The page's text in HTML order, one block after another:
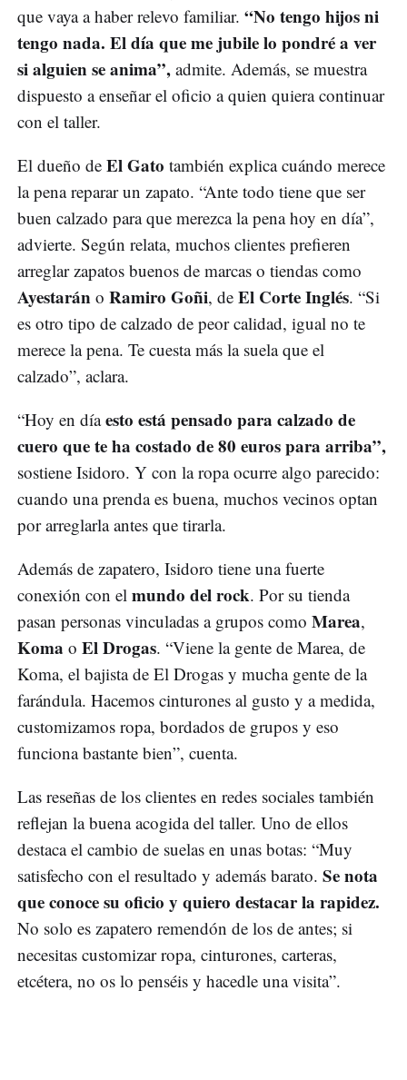
que vaya a haber relevo familiar. “No tengo hijos ni
tengo nada. El día que me jubile lo pondré a ver
si alguien se anima”, admite. Además, se muestra
dispuesto a enseñar el oficio a quien quiera continuar
con el taller.
El dueño de El Gato también explica cuándo merece
la pena reparar un zapato. “Ante todo tiene que ser
buen calzado para que merezca la pena hoy en día”,
advierte. Según relata, muchos clientes prefieren
arreglar zapatos buenos de marcas o tiendas como
Ayestarán o Ramiro Goñi, de El Corte Inglés. “Si
es otro tipo de calzado de peor calidad, igual no te
merece la pena. Te cuesta más la suela que el
calzado”, aclara.
“Hoy en díaesto está pensado para calzado de
cuero que te ha costado de 80 euros para arriba”,
sostiene Isidoro. Y con la ropa ocurre algo parecido:
cuando una prenda es buena, muchos vecinos optan
por arreglarla antes que tirarla.
Además de zapatero, Isidoro tiene una fuerte
conexión con el mundo del rock. Por su tienda
pasan personas vinculadas a grupos como Marea,
Koma o El Drogas. “Viene la gente de Marea, de
Koma, el bajista de El Drogas y mucha gente de la
farándula. Hacemos cinturones al gusto y a medida,
customizamos ropa, bordados de grupos y eso
funciona bastante bien”, cuenta.
Las reseñas de los clientes en redes sociales también
reflejan la buena acogida del taller. Uno de ellos
destaca el cambio de suelas en unas botas: “Muy
satisfecho con el resultado y además barato. Se nota
que conoce su oficio y quiero destacar la rapidez.
No solo es zapatero remendón de los de antes; si
necesitas customizar ropa, cinturones, carteras,
etcétera, no os lo penséis y hacedle una visita”.